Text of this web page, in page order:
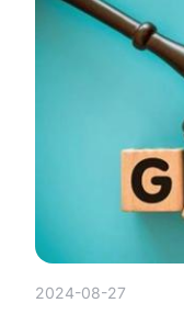
貨幣以保值避險
2024-08-27